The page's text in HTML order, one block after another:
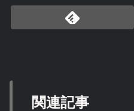
関連記事